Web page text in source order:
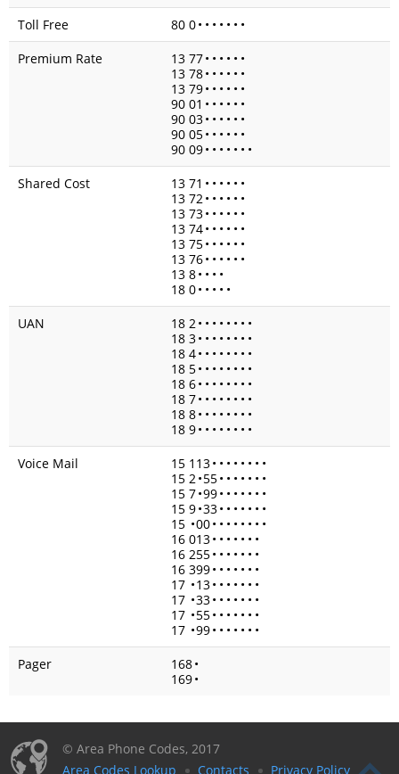
Toll Free
80 0• • • • • • •
Premium Rate
13 77• • • • • •
13 78• • • • • •
13 79• • • • • •
90 01 • • • • • •
90 03• • • • • •
90 05• • • • • •
90 09• • • • • • •
Shared Cost
13 71 • • • • • •
13 72• • • • • •
13 73• • • • • •
13 74• • • • • •
13 75• • • • • •
13 76• • • • • •
13 8• • • •
18 0• • • • •
UAN
18 2• • • • • • • •
18 3• • • • • • • •
18 4• • • • • • • •
18 5• • • • • • • •
18 6• • • • • • • •
18 7• • • • • • • •
18 8• • • • • • • •
18 9• • • • • • • •
Voice Mail
15 113• • • • • • • •
15 2•55• • • • • • •
15 7•99• • • • • • •
15 9•33• • • • • • •
15 •00• • • • • • • •
16 013• • • • • • •
16 255• • • • • • •
16 399• • • • • • •
17 •13• • • • • • •
17 •33• • • • • • •
17 •55• • • • • • •
17 •99• • • • • • •
Pager
168•
169•
© Area Phone Codes, 2017
Area Codes Lookup
Contacts Privacy Policy